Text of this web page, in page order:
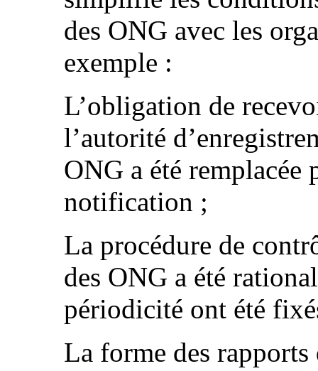
des ONG avec les
exemple :
L’obligation de
l’autorité
ONG a été remplacée
notification ;
La procédure de
des ONG a été
périodicité ont été
La forme des